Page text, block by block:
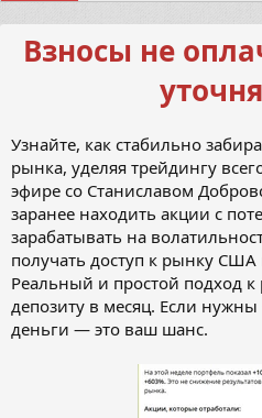
Взносы не
Узнайте, как стабильно
рынка, уделяя трейдингу
эфире со Станиславом
заранее находить акции с
зарабатывать на
получать доступ к рынку США
Реальный и простой подход к
депозиту в месяц. Если
деньги — это ваш шанс.